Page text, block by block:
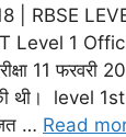
| RBSE
Level 1
11 फरवरी
थी। level
… Read